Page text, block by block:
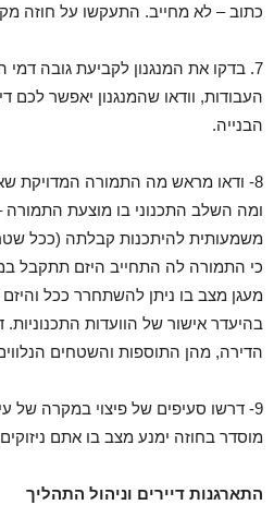
כתוב – לא מחייב. התעקשו על חוזה
7. בדקו את המנגנון לקביעת גובה
העבודות, וודאו שהמנגנון יאפשר לכם
הבנייה.
8- ודאו מראש מה התמורה המדויקת
ומה השלב התכנוני בו מוצעת
משמעותית להיתכנות קבלתה (ככל
כי התמורה לה התחייב היזם תתקבל
מעגן מצב בו ניתן להשתחרר ככל והיזם
בהיעדר אישור של הוועדות
הדירה, מהן התוספות והשטחים
9- דרשו סעיפים של פיצוי במקרה של
מוסדר בחוזה ימנע מצב בו אתם
התארגנות דיירים וניהול התהליך